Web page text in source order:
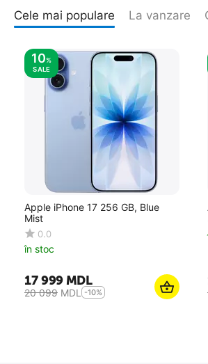
Cele mai populare La vanzare
10%
SALE
Apple iPhone 17 256 GB, Blue
Mist
0.0
în stoc
17 999MDL
20 099 MDL -10%